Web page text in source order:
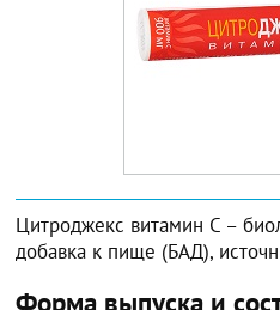
Цитроджекс витамин C –
добавка к пище (БАД),
Форма выпуска и